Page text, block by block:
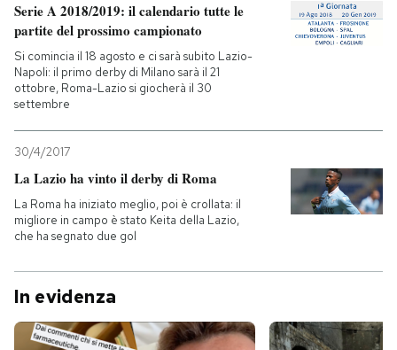
Serie A 2018/2019: il calendario tutte le
partite del prossimo campionato
Si comincia il 18 agosto e ci sarà subito Lazio-
Napoli: il primo derby di Milano sarà il 21
ottobre, Roma-Lazio si giocherà il 30
settembre
30/4/2017
La Lazio ha vinto il derby di Roma
La Roma ha iniziato meglio, poi è crollata: il
migliore in campo è stato Keita della Lazio,
che ha segnato due gol
In evidenza